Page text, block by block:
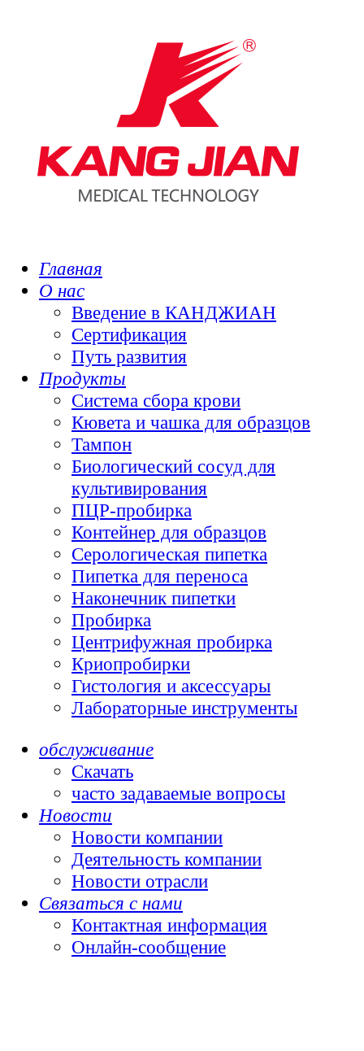
Главная
О нас
Введение в КАНДЖИАН
Сертификация
Путь развития
Продукты
Система сбора крови
Кювета и чашка для образцов
Тампон
Биологический сосуд для
культивирования
ПЦР-пробирка
Контейнер для образцов
Серологическая пипетка
Пипетка для переноса
Наконечник пипетки
Пробирка
Центрифужная пробирка
Криопробирки
Гистология и аксессуары
Лабораторные инструменты
обслуживание
Скачать
часто задаваемые вопросы
Новости
Новости компании
Деятельность компании
Новости отрасли
Связаться с нами
Контактная информация
Онлайн-сообщение